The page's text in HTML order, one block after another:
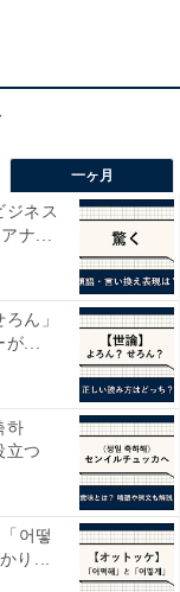
1位は「業務上
めたいと思ったことが
た理由1位は、
した。2位は「気
一ヶ月
ジネス
ナ...
ん」
...
하
立つ
어떻
り...